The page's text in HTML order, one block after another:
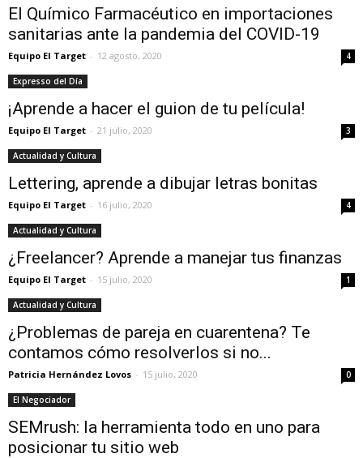
El Químico Farmacéutico en importaciones
sanitarias ante la pandemia del COVID-19
Equipo El Target - 12 agosto, 2020 4
Expresso del Día
¡Aprende a hacer el guion de tu película!
Equipo El Target - 21 julio, 2020 3
Actualidad y Cultura
Lettering, aprende a dibujar letras bonitas
Equipo El Target - 16 julio, 2020 4
Actualidad y Cultura
¿Freelancer? Aprende a manejar tus finanzas
Equipo El Target - 15 julio, 2020 1
Actualidad y Cultura
¿Problemas de pareja en cuarentena? Te
contamos cómo resolverlos si no...
Patricia Hernández Lovos - 15 julio, 2020 0
El Negociador
SEMrush: la herramienta todo en uno para
posicionar tu sitio web